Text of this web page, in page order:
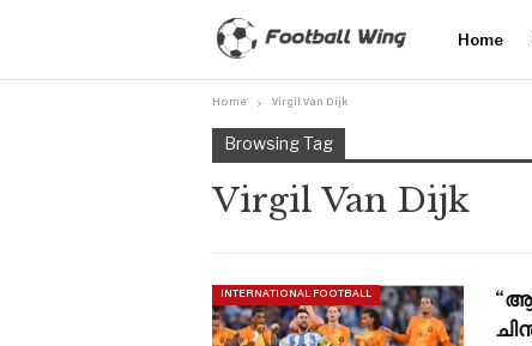
Home
Home Virgil Van Dijk
Browsing Tag
Virgil Van Dijk
INTERNATIONAL FOOTBALL